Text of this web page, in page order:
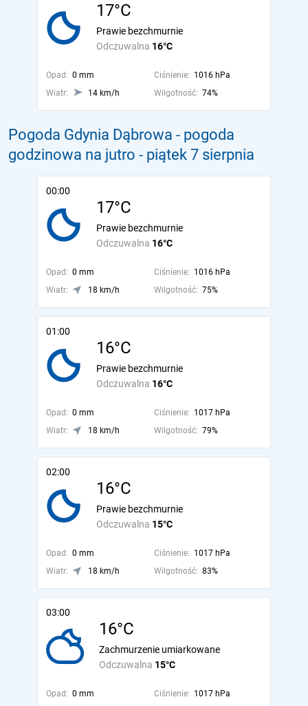
17°C
Odczuwalna 16°C
Prawie bezchmurnie
Opad: 0 mm Ciśnienie: 1016 hPa
Wiatr:
14 km/h Wilgotność: 74%
Pogoda Gdynia Dąbrowa - pogoda
godzinowa na jutro - piątek 7 sierpnia
00:00
17°C
Odczuwalna 16°C
Prawie bezchmurnie
Opad: 0 mm Ciśnienie: 1016 hPa
Wiatr:
18 km/h Wilgotność: 75%
01:00
16°C
Odczuwalna 16°C
Prawie bezchmurnie
Opad: 0 mm Ciśnienie: 1017 hPa
Wiatr:
18 km/h Wilgotność: 79%
02:00
16°C
Odczuwalna 15°C
Prawie bezchmurnie
Opad: 0 mm Ciśnienie: 1017 hPa
Wiatr:
18 km/h Wilgotność: 83%
03:00
16°C
Odczuwalna 15°C
Zachmurzenie umiarkowane
Opad: 0 mm Ciśnienie: 1017 hPa